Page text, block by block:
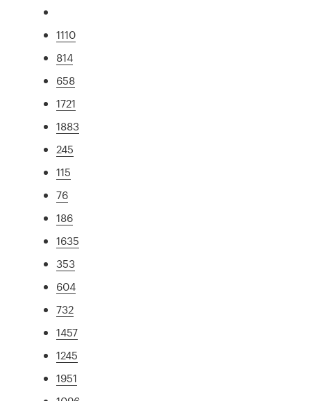
1110
814
658
1721
1883
245
115
76
186
1635
353
604
732
1457
1245
1951